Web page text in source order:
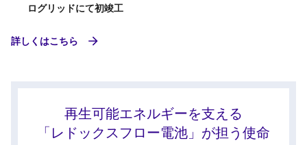
ログリッドにて初竣工
詳しくはこちら
再生可能エネルギーを支える
「レドックスフロー電池」が担う使命